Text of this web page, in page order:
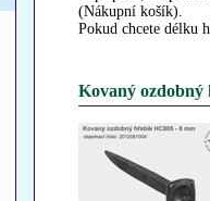
(Nákupní košík).
Pokud chcete délku
Kovaný ozdobný